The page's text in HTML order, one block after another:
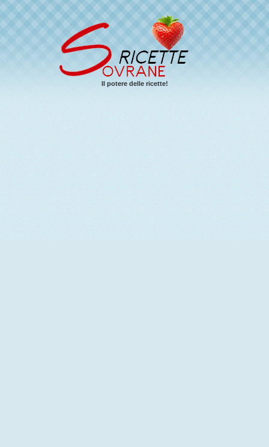
Il potere delle ricette!